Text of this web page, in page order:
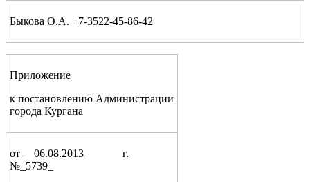
Быкова О.А. +7-3522-45-86-42
Приложение
к постановлению Администрации
города Кургана
от __06.08.2013_______г.
№_5739_